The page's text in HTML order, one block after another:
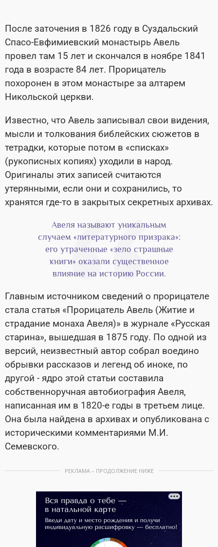
После заточения в 1826 году в Суздальский
Спасо-Евфимиевский монастырь Авель
провел там 15 лет и скончался в ноябре 1841
года в возрасте 84 лет. Прорицатель
похоронен в этом монастыре за алтарем
Никольской церкви.
Известно, что Авель записывал свои видения,
мысли и толкования библейских сюжетов в
тетрадки, которые потом в «списках»
(рукописных копиях) уходили в народ.
Оригиналы этих записей считаются
утерянными, если они и сохранились, то
хранятся где-то в закрытых секретных архивах.
Авеля называют уникальным
случаем «литературного призрака»:
его утраченные «зело страшные
книги» оказали существенное
влияние на историю России.
Главным источником сведений о прорицателе
стала статья «Прорицатель Авель (Житие и
страдание монаха Авеля)» в журнале «Русская
старина», вышедшая в 1875 году. По одной из
версий, неизвестный автор собрал воедино
обрывки рассказов и легенд об иноке, по
другой - ядро этой статьи составила
собственноручная автобиография Авеля,
написанная им в 1820-е годы в третьем лице.
Она была найдена в архивах и опубликована с
историческими комментариями М.И.
Семевского.
РЕКЛАМА – ПРОДОЛЖЕНИЕ НИЖЕ